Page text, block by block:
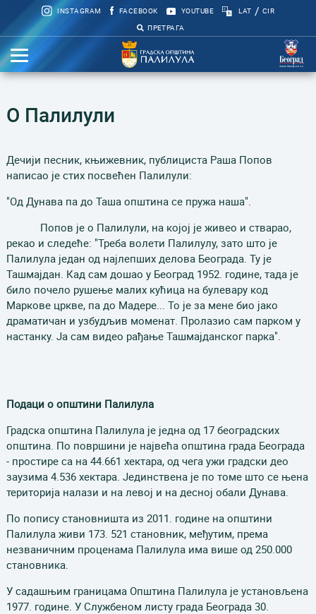
INSTAGRAM FACEBOOK YOUTUBE LAT / CIR
ПРЕТРАГА
О Палилули
Дечији песник, књижевник, публициста Раша Попов
написао је стих посвећен Палилули:
"Од Дунава па до Таша општина се пружа наша".
Попов је о Палилули, на којој је живео и стварао,
рекао и следеће: "Треба волети Палилулу, зато што је
Палилула један од најлепших делова Београда. Ту је
Ташмајдан. Кад сам дошао у Београд 1952. године, тада је
било почело рушење малих кућица на булевару код
Маркове цркве, па до Мадере... То је за мене био јако
драматичан и узбудљив моменат. Пролазио сам парком у
настанку. Ја сам видео рађање Ташмајданског парка".
Подаци о општини Палилула
Градска општина Палилула је једна од 17 београдских
општина. По површини је највећа општина града Београда
- простире са на 44.661 хектара, од чега ужи градски део
заузима 4.536 хектара. Јединствена је по томе што се њена
територија налази и на левој и на десној обали Дунава.
По попису становништа из 2011. године на општини
Палилула живи 173. 521 становник, међутим, према
незваничним проценама Палилула има више од 250.000
становника.
У садашњим границама Општина Палилула је установљена
1977. године. У Службеном листу града Београда 30.